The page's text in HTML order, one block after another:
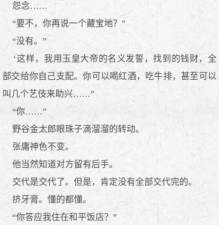
怨念……
“要不，你再说一个藏宝地？”
“没有。”
‘这样，我用玉皇大帝的名义发誓，找到的钱财，全
部交给你自己支配。你可以喝红酒，吃牛排，甚至可以
叫几个艺伎来助兴……”
“你……”
野谷金太郎眼珠子滴溜溜的转动。
张庸神色不变。
他当然知道对方留有后手。
交代是交代了。但是，肯定没有全部交代完的。
挤牙膏。懂的都懂。
“你答应我住在和平饭店？”